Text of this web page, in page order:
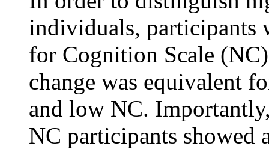
individuals, participants
for Cognition Scale
change was equivalent
and low NC.
NC participants showed